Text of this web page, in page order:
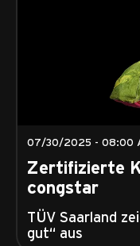
07/30/2025 - 08:00
Zertifizierte
congstar
TÜV Saarland
gut“ aus